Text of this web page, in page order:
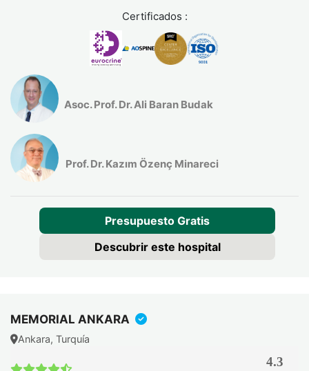
Certificados :
Asoc. Prof. Dr. Ali Baran Budak
Prof. Dr. Kazım Özenç Minareci
Presupuesto Gratis
Descubrir este hospital
MEMORIAL ANKARA
Ankara, Turquía
4.3